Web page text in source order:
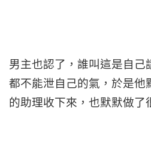
男主也認了，誰叫這是自己
都不能泄自己的氣，於是他
的助理收下來，也默默做了